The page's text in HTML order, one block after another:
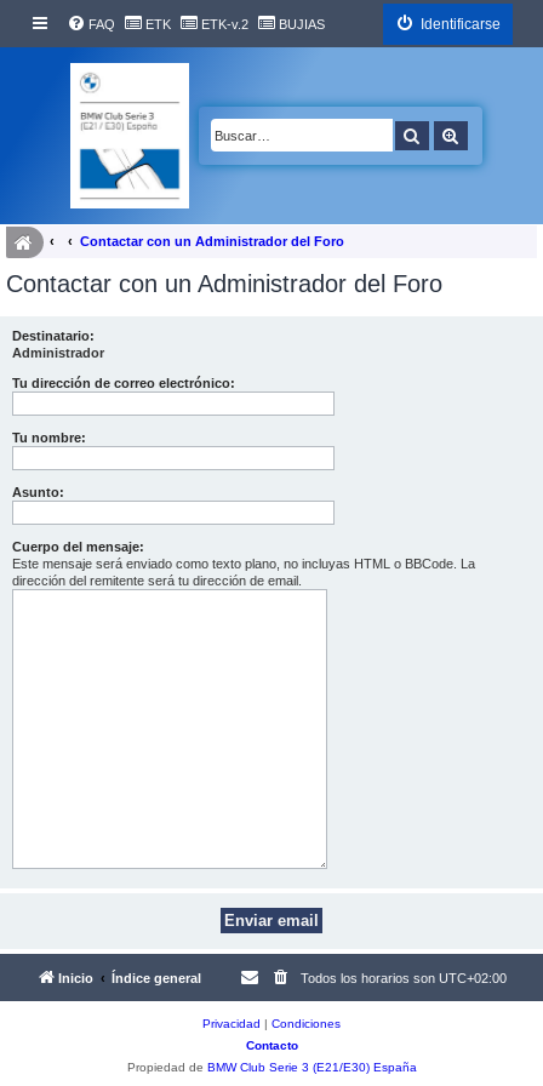
FAQ ETK ETK-v.2 BUJIAS Identificarse
Buscar
Contactar con un Administrador del Foro
Contactar con un Administrador del Foro
Destinatario:
Administrador
Tu dirección de correo electrónico:
Tu nombre:
Asunto:
Cuerpo del mensaje:
Este mensaje será enviado como texto plano, no incluyas HTML o BBCode. La
dirección del remitente será tu dirección de email.
Inicio Índice general Todos los horarios son UTC+02:00
Privacidad | Condiciones
Contacto
Propiedad de BMW Club Serie 3 (E21/E30) España